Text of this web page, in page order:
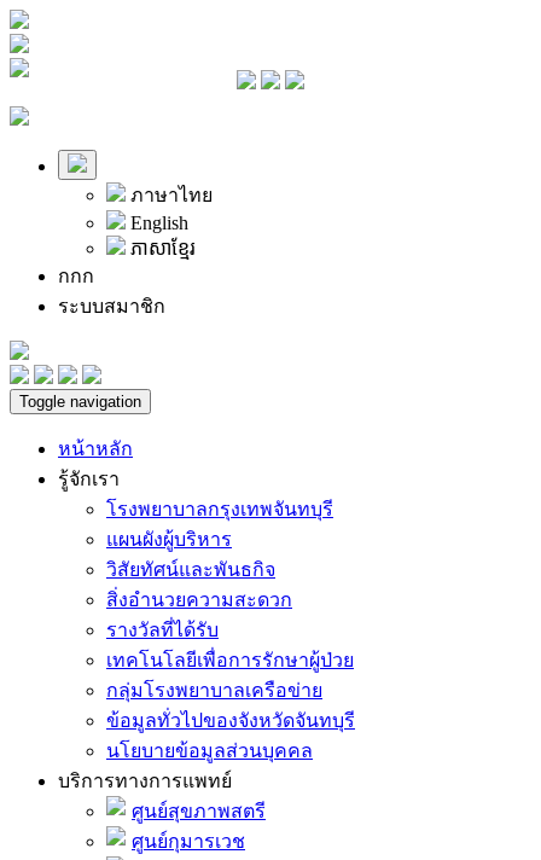
ภาษาไทย
English
ភាសាខ្មែរ
กกก
ระบบสมาชิก
Toggle navigation
หน้าหลัก
รู้จักเรา
โรงพยาบาลกรุงเทพจันทบุรี
แผนผังผู้บริหาร
วิสัยทัศน์และพันธกิจ
สิ่งอำนวยความสะดวก
รางวัลที่ได้รับ
เทคโนโลยีเพื่อการรักษาผู้ป่วย
กลุ่มโรงพยาบาลเครือข่าย
ข้อมูลทั่วไปของจังหวัดจันทบุรี
นโยบายข้อมูลส่วนบุคคล
บริการทางการแพทย์
ศูนย์สุขภาพสตรี
ศูนย์กุมารเวช